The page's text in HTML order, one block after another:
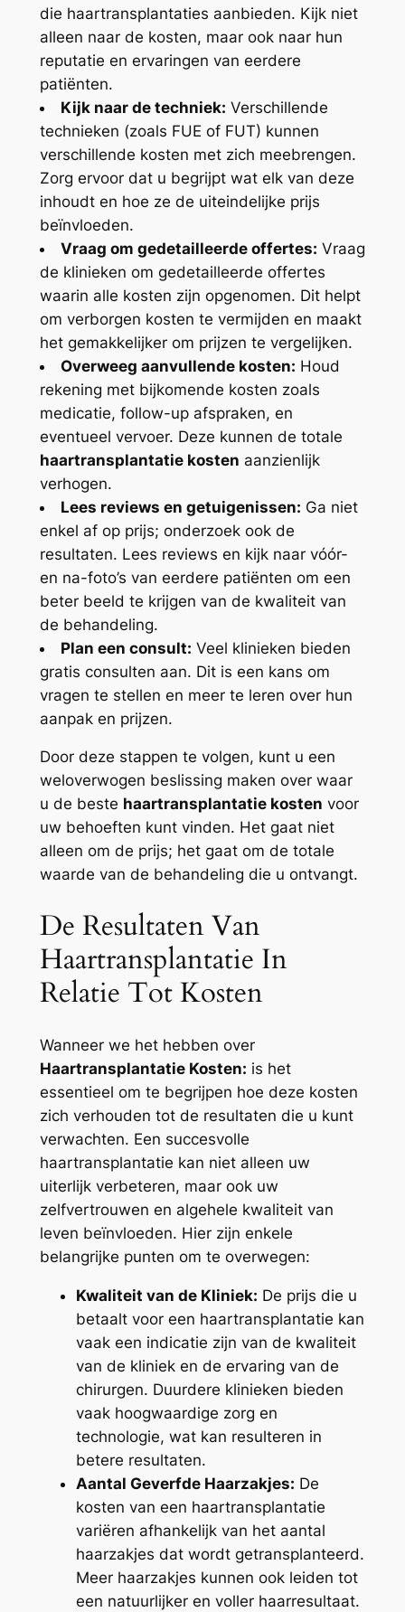
die haartransplantaties aanbieden. Kijk niet
alleen naar de kosten, maar ook naar hun
reputatie en ervaringen van eerdere
patiënten.
Kijk naar de techniek: Verschillende
technieken (zoals FUE of FUT) kunnen
verschillende kosten met zich meebrengen.
Zorg ervoor dat u begrijpt wat elk van deze
inhoudt en hoe ze de uiteindelijke prijs
beïnvloeden.
Vraag om gedetailleerde offertes: Vraag
de klinieken om gedetailleerde offertes
waarin alle kosten zijn opgenomen. Dit helpt
om verborgen kosten te vermijden en maakt
het gemakkelijker om prijzen te vergelijken.
Overweeg aanvullende kosten: Houd
rekening met bijkomende kosten zoals
medicatie, follow-up afspraken, en
eventueel vervoer. Deze kunnen de totale
haartransplantatie kosten aanzienlijk
verhogen.
Lees reviews en getuigenissen: Ga niet
enkel af op prijs; onderzoek ook de
resultaten. Lees reviews en kijk naar vóór-
en na-foto’s van eerdere patiënten om een
beter beeld te krijgen van de kwaliteit van
de behandeling.
Plan een consult: Veel klinieken bieden
gratis consulten aan. Dit is een kans om
vragen te stellen en meer te leren over hun
aanpak en prijzen.
Door deze stappen te volgen, kunt u een
weloverwogen beslissing maken over waar
u de beste haartransplantatie kosten voor
uw behoeften kunt vinden. Het gaat niet
alleen om de prijs; het gaat om de totale
waarde van de behandeling die u ontvangt.
De Resultaten Van
Haartransplantatie In
Relatie Tot Kosten
Wanneer we het hebben over
Haartransplantatie Kosten: is het
essentieel om te begrijpen hoe deze kosten
zich verhouden tot de resultaten die u kunt
verwachten. Een succesvolle
haartransplantatie kan niet alleen uw
uiterlijk verbeteren, maar ook uw
zelfvertrouwen en algehele kwaliteit van
leven beïnvloeden. Hier zijn enkele
belangrijke punten om te overwegen:
Kwaliteit van de Kliniek: De prijs die u
betaalt voor een haartransplantatie kan
vaak een indicatie zijn van de kwaliteit
van de kliniek en de ervaring van de
chirurgen. Duurdere klinieken bieden
vaak hoogwaardige zorg en
technologie, wat kan resulteren in
betere resultaten.
Aantal Geverfde Haarzakjes: De
kosten van een haartransplantatie
variëren afhankelijk van het aantal
haarzakjes dat wordt getransplanteerd.
Meer haarzakjes kunnen ook leiden tot
een natuurlijker en voller haarresultaat.